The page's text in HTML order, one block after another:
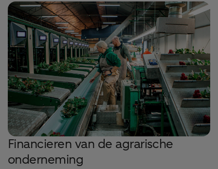
Financieren van de agrarische
onderneming